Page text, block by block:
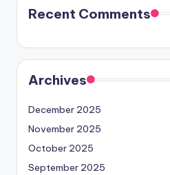
Recent Comments
Archives
December 2025
November 2025
October 2025
September 2025